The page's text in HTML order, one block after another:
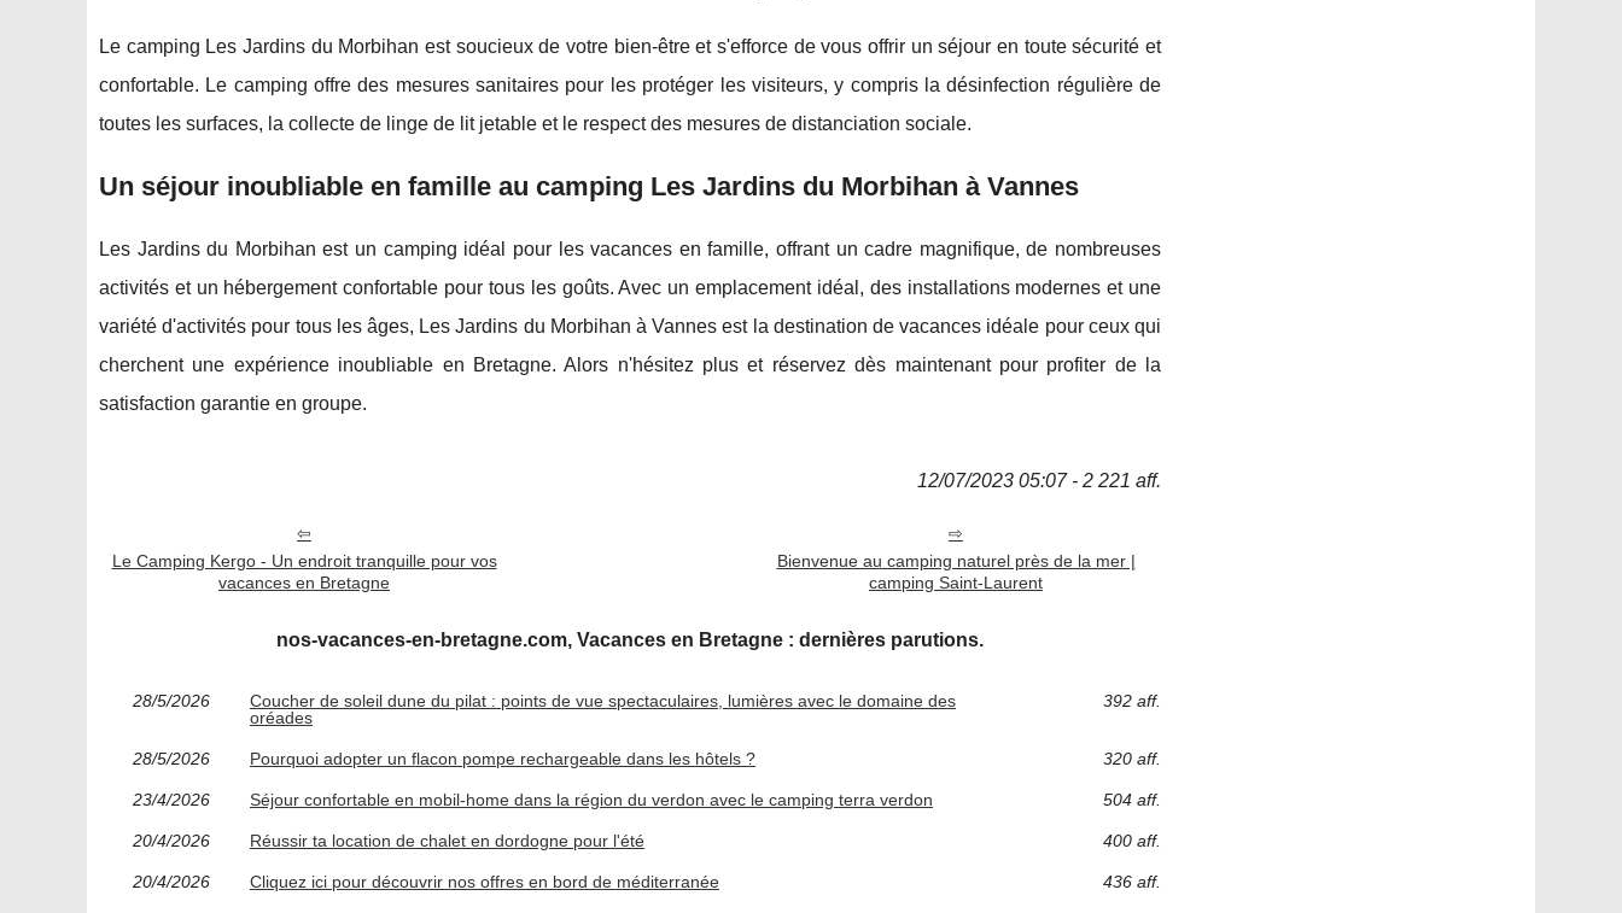
Le camping Les Jardins du Morbihan est soucieux de votre bien-être et s'efforce de vous offrir un séjour en toute sécurité et
confortable. Le camping offre des mesures sanitaires pour les protéger les visiteurs, y compris la désinfection régulière de
toutes les surfaces, la collecte de linge de lit jetable et le respect des mesures de distanciation sociale.
Un séjour inoubliable en famille au camping Les Jardins du Morbihan à Vannes
Les Jardins du Morbihan est un camping idéal pour les vacances en famille, offrant un cadre magnifique, de nombreuses
activités et un hébergement confortable pour tous les goûts. Avec un emplacement idéal, des installations modernes et une
variété d'activités pour tous les âges, Les Jardins du Morbihan à Vannes est la destination de vacances idéale pour ceux qui
cherchent une expérience inoubliable en Bretagne. Alors n'hésitez plus et réservez dès maintenant pour profiter de la
satisfaction garantie en groupe.
12/07/2023 05:07 - 2 221 aff.
Le Camping Kergo - Un endroit tranquille pour vos
vacances en Bretagne
Bienvenue au camping naturel près de la mer |
camping Saint-Laurent
nos-vacances-en-bretagne.com, Vacances en Bretagne : dernières parutions.
28/5/2026
Coucher de soleil dune du pilat : points de vue spectaculaires, lumières avec le domaine des
oréades
392 aff.
28/5/2026 Pourquoi adopter un flacon pompe rechargeable dans les hôtels ? 320 aff.
23/4/2026 Séjour confortable en mobil-home dans la région du verdon avec le camping terra verdon 504 aff.
20/4/2026 Réussir ta location de chalet en dordogne pour l'été 400 aff.
20/4/2026 Cliquez ici pour découvrir nos offres en bord de méditerranée 436 aff.